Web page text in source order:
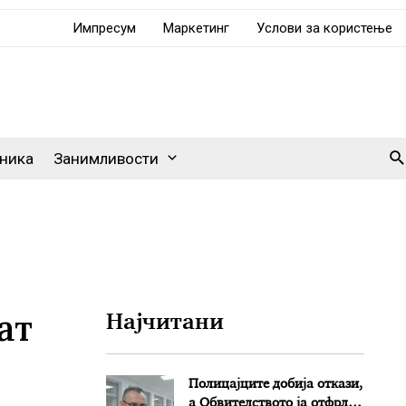
Импресум Маркетинг Услови за користење
Занимливости
Најчитани
Полицајците добија откази,
а Обвителството ја отфрли